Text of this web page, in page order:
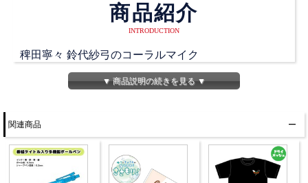
商品紹介
INTRODUCTION
稗田寧々 鈴代紗弓のコーラルマイク
パーソナリティ・稗田寧々さんのぬいぐるみ！
色々な場所に連れて行ってあげて下さい♪
【こちらご了承下さい！】
※ こちらのイラストはイメージ画像です。
▼ 商品説明の続きを見る ▼
関連商品